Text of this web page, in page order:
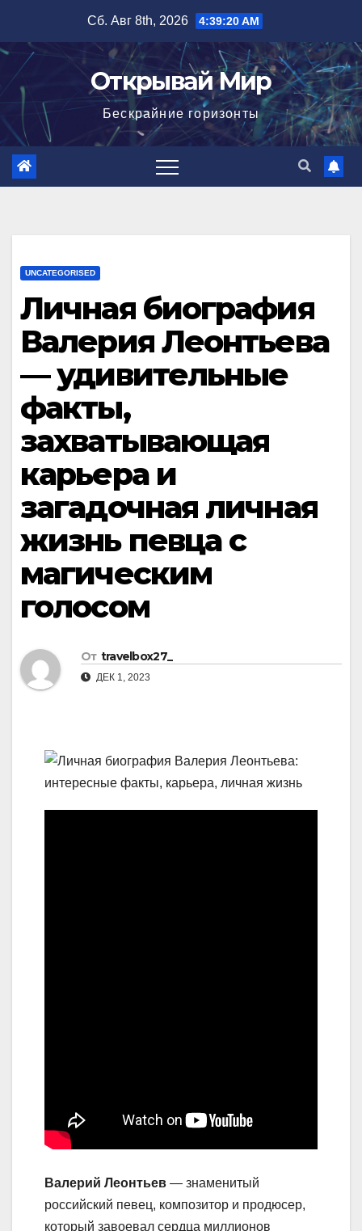
содержимому
Сб. Авг 8th, 2026 4:39:21 AM
Открывай Мир
Бескрайние горизонты
UNCATEGORISED
Личная биография
Валерия Леонтьева
— удивительные
факты,
захватывающая
карьера и
загадочная личная
жизнь певца с
магическим
голосом
От travelbox27_
ДЕК 1, 2023
Валерий Леонтьев — знаменитый
российский певец, композитор и продюсер,
который завоевал сердца миллионов